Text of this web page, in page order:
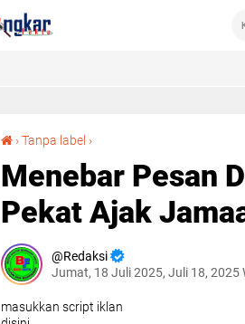
›Tanpa label ›
Menebar Pesan
Pekat Ajak
Redaksi
Jumat, 18 Juli 2025, Juli 18, 2025
masukkan script iklan